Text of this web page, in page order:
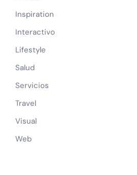
Inspiration
Interactivo
Lifestyle
Salud
Servicios
Travel
Visual
Web